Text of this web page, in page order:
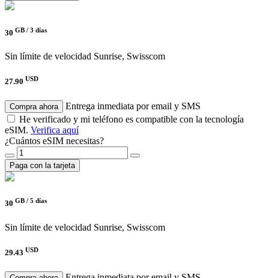
30 GB / 3 días
Sin límite de velocidad Sunrise, Swisscom
27.90 USD
Compra ahora
Entrega inmediata por email y SMS
He verificado y mi teléfono es compatible con la tecnología
eSIM. Verifica aquí
¿Cuántos eSIM necesitas?
Paga con la tarjeta
30 GB / 5 días
Sin límite de velocidad Sunrise, Swisscom
29.43 USD